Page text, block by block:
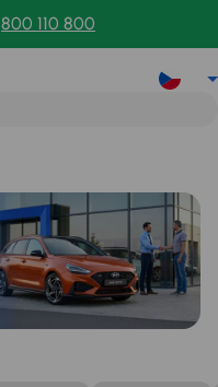
800 110 800